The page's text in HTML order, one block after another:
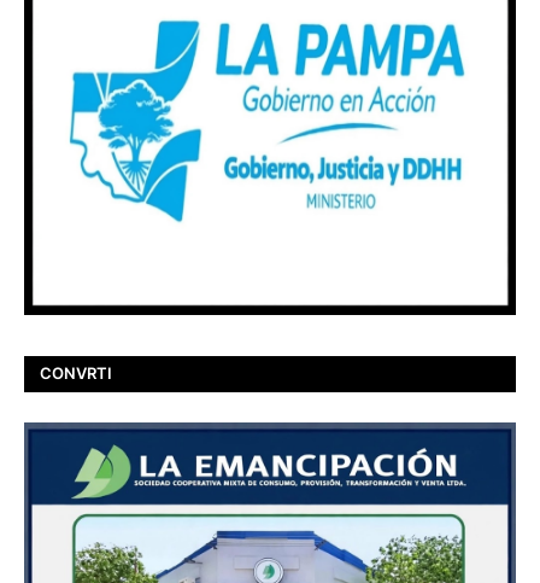
CONVRTI